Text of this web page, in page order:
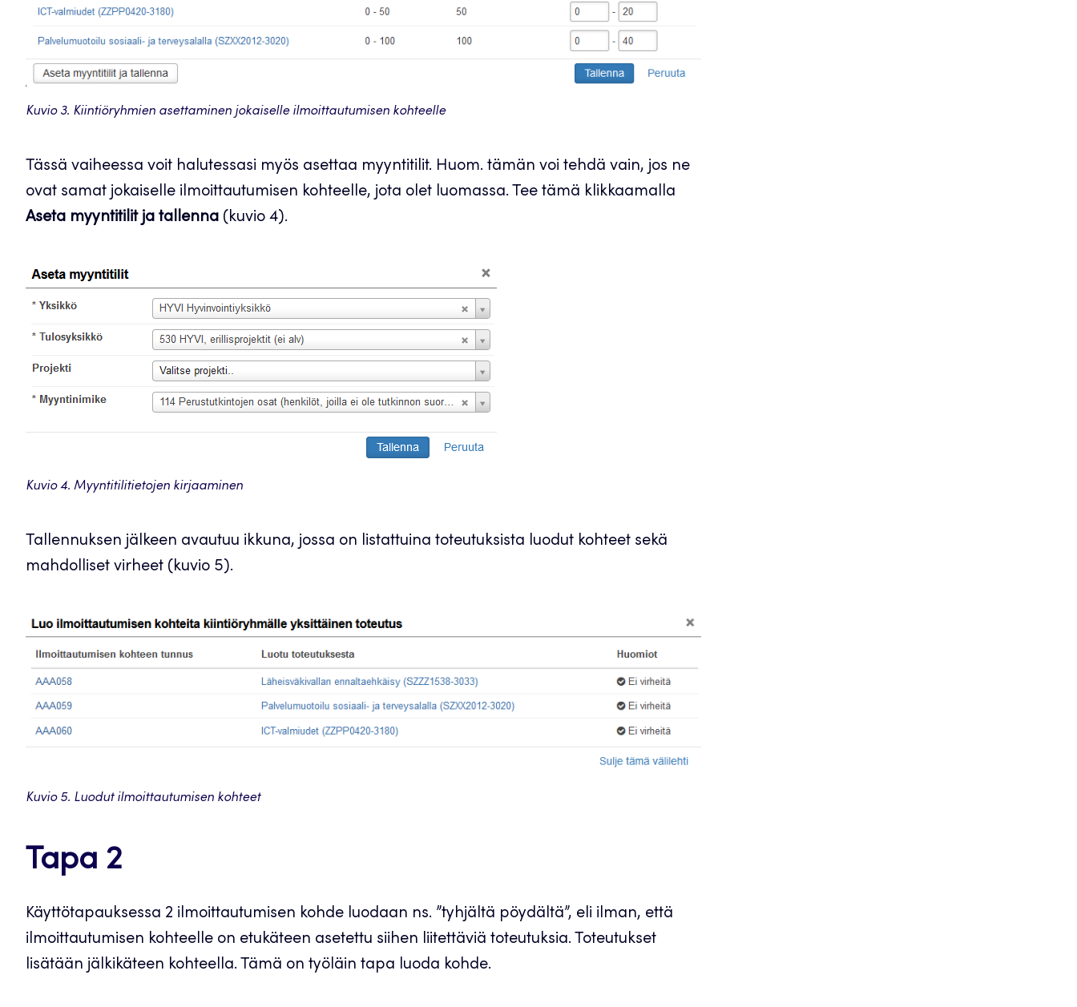
Kuvio 3. Kiintiöryhmien asettaminen jokaiselle ilmoittautumisen kohteelle
Tässä vaiheessa voit halutessasi myös asettaa myyntitilit. Huom. tämän voi tehdä vain, jos ne
ovat samat jokaiselle ilmoittautumisen kohteelle, jota olet luomassa. Tee tämä klikkaamalla
Aseta myyntitilit ja tallenna (kuvio 4).
Kuvio 4. Myyntitilitietojen kirjaaminen
Tallennuksen jälkeen avautuu ikkuna, jossa on listattuina toteutuksista luodut kohteet sekä
mahdolliset virheet (kuvio 5).
Kuvio 5. Luodut ilmoittautumisen kohteet
Tapa 2
Käyttötapauksessa 2 ilmoittautumisen kohde luodaan ns. ”tyhjältä pöydältä”, eli ilman, että
ilmoittautumisen kohteelle on etukäteen asetettu siihen liitettäviä toteutuksia. Toteutukset
lisätään jälkikäteen kohteella. Tämä on työläin tapa luoda kohde.